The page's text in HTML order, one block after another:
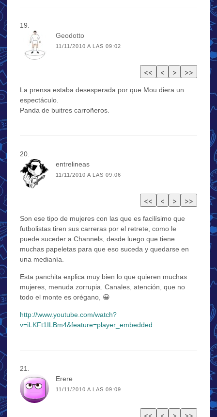
Geodotto
11/11/2010 A LAS 09:02
La prensa estaba desesperada por que Mou diera un
espectáculo.
Panda de buitres carroñeros.
entrelineas
11/11/2010 A LAS 09:06
Son ese tipo de mujeres con las que es facilísimo que
futbolistas tiren sus carreras por el retrete, como le
puede suceder a Channels, desde luego que tiene
muchas papeletas para que eso suceda y quedarse en
una medianía.
Esta panchita explica muy bien lo que quieren muchas
mujeres, menuda zorrupia. Canales, atención, que no
todo el monte es orégano, 😀
http://www.youtube.com/watch?
v=iLKFt1ILBm4&feature=player_embedded
Erere
11/11/2010 A LAS 09:09